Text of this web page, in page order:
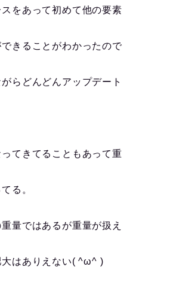
をあって初めて他の要素
きることがわかったので
らどんどんアップデート
てきてることもあって重
る。
量ではあるが重量が扱え
大はありえない( ^ω^ )